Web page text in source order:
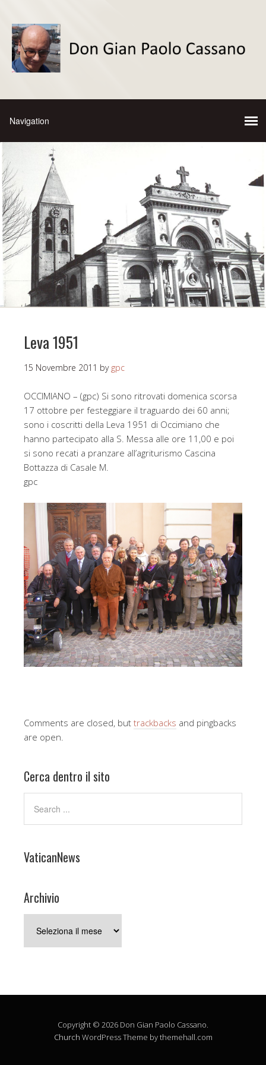
Leva 1951
15 Novembre 2011 by gpc
OCCIMIANO – (gpc) Si sono ritrovati domenica scorsa
17 ottobre per festeggiare il traguardo dei 60 anni;
sono i coscritti della Leva 1951 di Occimiano che
hanno partecipato alla S. Messa alle ore 11,00 e poi
si sono recati a pranzare all’agriturismo Cascina
Bottazza di Casale M.
gpc
Comments are closed, but trackbacks and pingbacks
are open.
Cerca dentro il sito
VaticanNews
Archivio
Copyright © 2026 Don Gian Paolo Cassano.
Church WordPress Theme by themehall.com